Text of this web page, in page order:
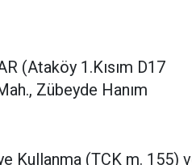
(Ataköy 1.Kısım D17
Zübeyde Hanım
Kullanma (TCK m. 155)